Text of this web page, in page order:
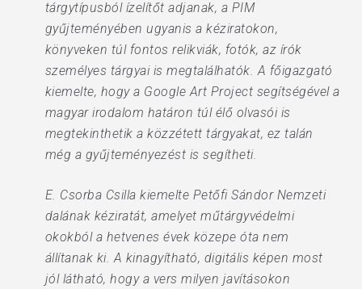
tárgytípusból ízelítőt adjanak, a PIM
gyűjteményében ugyanis a kéziratokon,
könyveken túl fontos relikviák, fotók, az írók
személyes tárgyai is megtalálhatók. A főigazgató
kiemelte, hogy a Google Art Project segítségével a
magyar irodalom határon túl élő olvasói is
megtekinthetik a közzétett tárgyakat, ez talán
még a gyűjteményezést is segítheti.
E. Csorba Csilla kiemelte Petőfi Sándor Nemzeti
dalának kéziratát, amelyet műtárgyvédelmi
okokból a hetvenes évek közepe óta nem
állítanak ki. A kinagyítható, digitális képen most
jól látható, hogy a vers milyen javításokon